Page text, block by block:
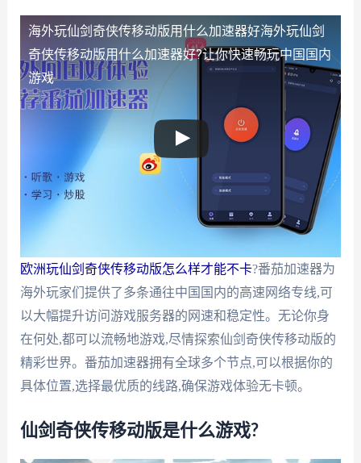
海外玩仙剑奇侠传移动版用什么加速器好海外玩仙剑
奇侠传移动版用什么加速器好?让你快速畅玩中国国内
游戏
欧洲玩仙剑奇侠传移动版怎么样才能不卡?番茄加速器为
海外玩家们提供了多条通往中国国内的高速网络专线,可
以大幅提升访问游戏服务器的网速和稳定性。无论你身
在何处,都可以流畅地游戏,尽情探索仙剑奇侠传移动版的
精彩世界。番茄加速器拥有全球多个节点,可以根据你的
具体位置,选择最优质的线路,确保游戏体验无卡顿。
仙剑奇侠传移动版是什么游戏?